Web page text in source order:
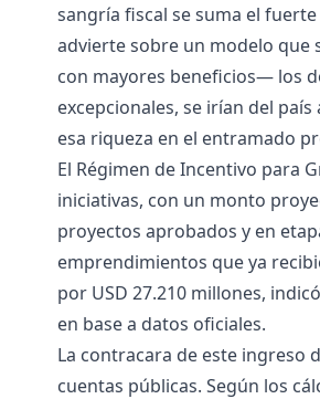
sangría fiscal se suma el
advierte sobre un modelo que
con mayores beneficios— los
excepcionales, se irían del
esa riqueza en el entramado
El Régimen de Incentivo para
iniciativas, con un monto
proyectos aprobados y en
emprendimientos que ya
por USD 27.210 millones,
en base a datos oficiales.
La contracara de este ingreso
cuentas públicas. Según los